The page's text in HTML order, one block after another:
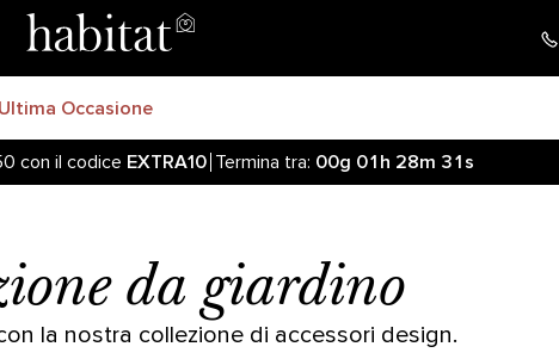
Ultima Occasione
con il codice EXTRA10 Termina tra: 00g 01h 28m 31s
delle vendite online sul nostro sito! Clicca qui
da giardino
la nostra collezione di accessori design.